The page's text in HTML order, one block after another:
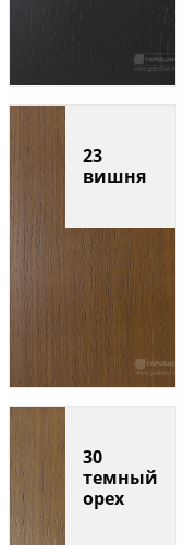
23
вишня
30
темный
орех